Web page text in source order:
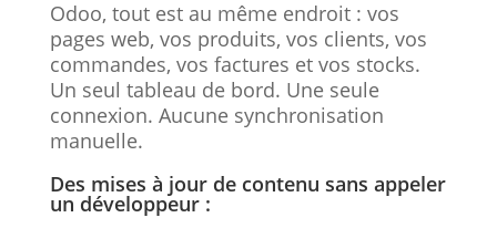
Odoo, tout est au même endroit : vos
pages web, vos produits, vos clients, vos
commandes, vos factures et vos stocks.
Un seul tableau de bord. Une seule
connexion. Aucune synchronisation
manuelle.
Des mises à jour de contenu sans appeler
un développeur :